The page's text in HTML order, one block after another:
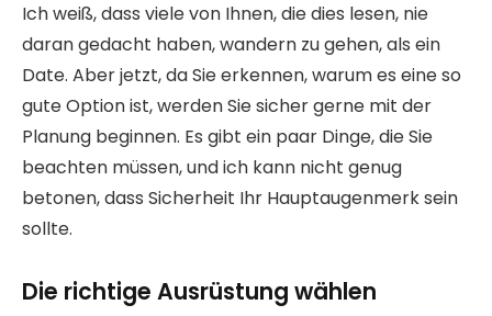
Ich weiß, dass viele von Ihnen, die dies lesen, nie
daran gedacht haben, wandern zu gehen, als ein
Date. Aber jetzt, da Sie erkennen, warum es eine so
gute Option ist, werden Sie sicher gerne mit der
Planung beginnen. Es gibt ein paar Dinge, die Sie
beachten müssen, und ich kann nicht genug
betonen, dass Sicherheit Ihr Hauptaugenmerk sein
sollte.
Die richtige Ausrüstung wählen